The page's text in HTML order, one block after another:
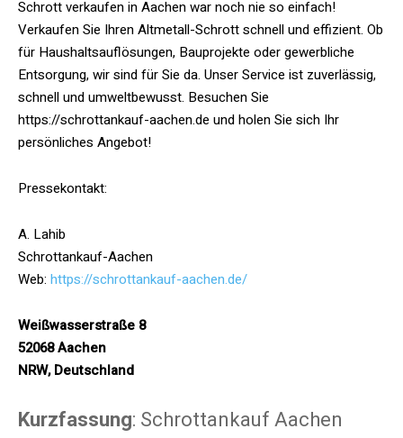
Schrott verkaufen in Aachen war noch nie so einfach!
Verkaufen Sie Ihren Altmetall-Schrott schnell und effizient. Ob
für Haushaltsauflösungen, Bauprojekte oder gewerbliche
Entsorgung, wir sind für Sie da. Unser Service ist zuverlässig,
schnell und umweltbewusst. Besuchen Sie
https://schrottankauf-aachen.de und holen Sie sich Ihr
persönliches Angebot!
Pressekontakt:
A. Lahib
Schrottankauf-Aachen
Web: https://schrottankauf-aachen.de/
Weißwasserstraße 8
52068 Aachen
NRW, Deutschland
Kurzfassung: Schrottankauf Aachen